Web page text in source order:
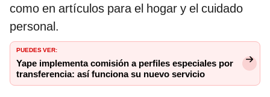
como en artículos para el hogar y el cuidado
personal.
PUEDES VER:
Yape implementa comisión a perfiles especiales por
transferencia: así funciona su nuevo servicio